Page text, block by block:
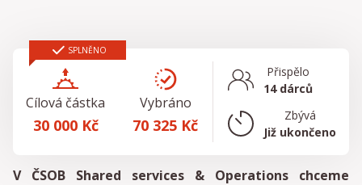
SPLNĚNO
Cílová částka
30 000 Kč
Vybráno
70 325 Kč
Přispělo
14 dárců
Zbývá
Již ukončeno
V ČSOB Shared services & Operations chceme